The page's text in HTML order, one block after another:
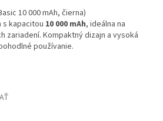
10 000 mAh, čierna)
kapacitou 10 000 mAh, ideálna na
zariadení. Kompaktný dizajn a vysoká
používanie.